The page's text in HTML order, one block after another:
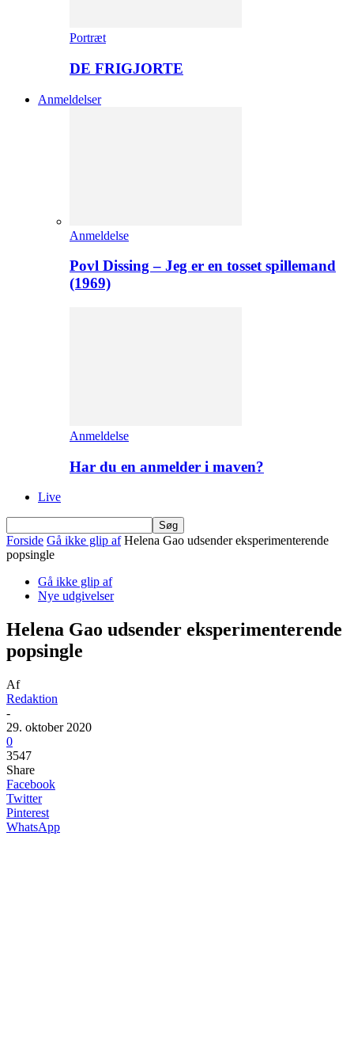
Portræt
DE FRIGJORTE
Anmeldelser
Anmeldelse
Povl Dissing – Jeg er en tosset spillemand
(1969)
Anmeldelse
Har du en anmelder i maven?
Live
Forside Gå ikke glip af Helena Gao udsender eksperimenterende
popsingle
Gå ikke glip af
Nye udgivelser
Helena Gao udsender eksperimenterende
popsingle
Af
Redaktion
-
29. oktober 2020
0
3547
Share
Facebook
Twitter
Pinterest
WhatsApp